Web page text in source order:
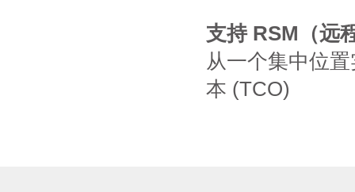
支持 RSM（远
从一个集中位
本 (TCO)